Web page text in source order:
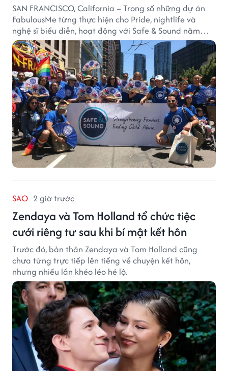
SAN FRANCISCO, California – Trong số những dự án
FabulousMe từng thực hiện cho Pride, nightlife và
nghệ sĩ biểu diễn, hoạt động với Safe & Sound năm
2019 mang một bối cảnh khác biệt. Safe & Sound là tổ
chức phi lợi nhuận tại San Francisco hoạt động trong
lĩnh vực phòng ngừa bạo hành trẻ em, hỗ trợ gia đình
và xây dựng môi trường an toàn cho trẻ em.
SAO 2 giờ trước
Zendaya và Tom Holland tổ chức tiệc
cưới riêng tư sau khi bí mật kết hôn
Trước đó, bản thân Zendaya và Tom Holland cũng
chưa từng trực tiếp lên tiếng về chuyện kết hôn,
nhưng nhiều lần khéo léo hé lộ.